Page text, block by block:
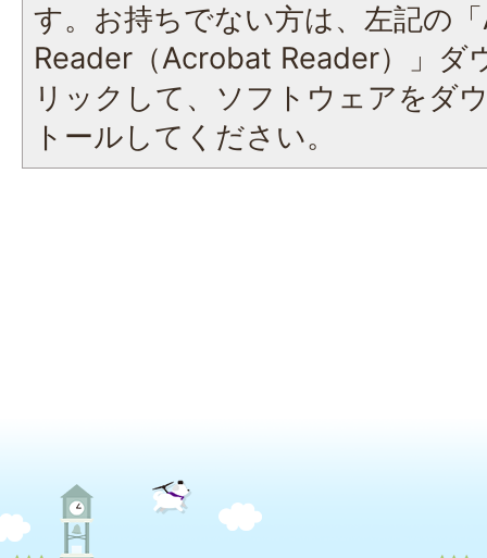
す。お持ちでない方は、左記の
Reader（Acrobat Reader）」ダ
リックして、ソフトウェアをダ
トールしてください。